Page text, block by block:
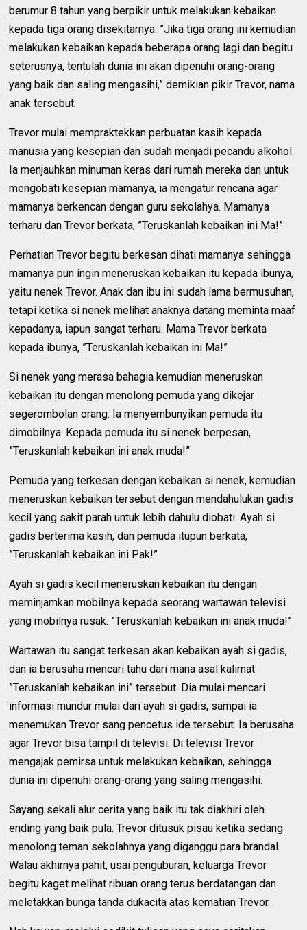
berumur 8 tahun yang berpikir untuk melakukan kebaikan
kepada tiga orang disekitarnya. ”Jika tiga orang ini kemudian
melakukan kebaikan kepada beberapa orang lagi dan begitu
seterusnya, tentulah dunia ini akan dipenuhi orang-orang
yang baik dan saling mengasihi,” demikian pikir Trevor, nama
anak tersebut.
Trevor mulai mempraktekkan perbuatan kasih kepada
manusia yang kesepian dan sudah menjadi pecandu alkohol.
Ia menjauhkan minuman keras dari rumah mereka dan untuk
mengobati kesepian mamanya, ia mengatur rencana agar
mamanya berkencan dengan guru sekolahya. Mamanya
terharu dan Trevor berkata, ”Teruskanlah kebaikan ini Ma!”
Perhatian Trevor begitu berkesan dihati mamanya sehingga
mamanya pun ingin meneruskan kebaikan itu kepada ibunya,
yaitu nenek Trevor. Anak dan ibu ini sudah lama bermusuhan,
tetapi ketika si nenek melihat anaknya datang meminta maaf
kepadanya, iapun sangat terharu. Mama Trevor berkata
kepada ibunya, ”Teruskanlah kebaikan ini Ma!”
Si nenek yang merasa bahagia kemudian meneruskan
kebaikan itu dengan menolong pemuda yang dikejar
segerombolan orang. Ia menyembunyikan pemuda itu
dimobilnya. Kepada pemuda itu si nenek berpesan,
”Teruskanlah kebaikan ini anak muda!”
Pemuda yang terkesan dengan kebaikan si nenek, kemudian
meneruskan kebaikan tersebut dengan mendahulukan gadis
kecil yang sakit parah untuk lebih dahulu diobati. Ayah si
gadis berterima kasih, dan pemuda itupun berkata,
”Teruskanlah kebaikan ini Pak!”
Ayah si gadis kecil meneruskan kebaikan itu dengan
meminjamkan mobilnya kepada seorang wartawan televisi
yang mobilnya rusak. ”Teruskanlah kebaikan ini anak muda!”
Wartawan itu sangat terkesan akan kebaikan ayah si gadis,
dan ia berusaha mencari tahu dari mana asal kalimat
”Teruskanlah kebaikan ini” tersebut. Dia mulai mencari
informasi mundur mulai dari ayah si gadis, sampai ia
menemukan Trevor sang pencetus ide tersebut. Ia berusaha
agar Trevor bisa tampil di televisi. Di televisi Trevor
mengajak pemirsa untuk melakukan kebaikan, sehingga
dunia ini dipenuhi orang-orang yang saling mengasihi.
Sayang sekali alur cerita yang baik itu tak diakhiri oleh
ending yang baik pula. Trevor ditusuk pisau ketika sedang
menolong teman sekolahnya yang diganggu para brandal.
Walau akhirnya pahit, usai penguburan, keluarga Trevor
begitu kaget melihat ribuan orang terus berdatangan dan
meletakkan bunga tanda dukacita atas kematian Trevor.